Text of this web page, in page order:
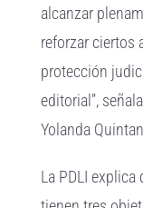
alcanzar
reforzar ciertos
protección
editorial”,
Yolanda
La PDLI